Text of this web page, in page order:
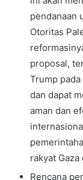
pendanaan
Otoritas
proposal,
Trump
dan dapat
aman dan
rakyat
Rencana